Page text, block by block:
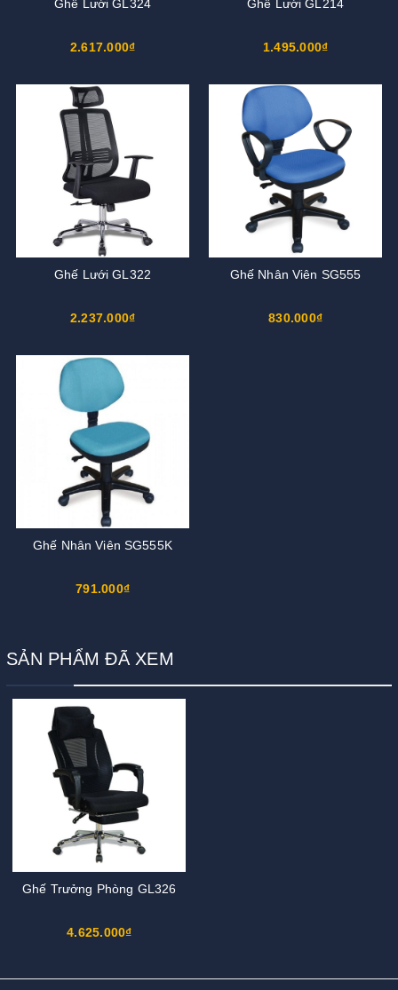
Ghế Lưới GL324
2.617.000₫
Ghế Lưới GL214
1.495.000₫
Ghế Lưới GL322
2.237.000₫
Ghế Nhân Viên SG555
830.000₫
Ghế Nhân Viên SG555K
791.000₫
SẢN PHẨM ĐÃ XEM
Ghế Trưởng Phòng GL326
4.625.000₫